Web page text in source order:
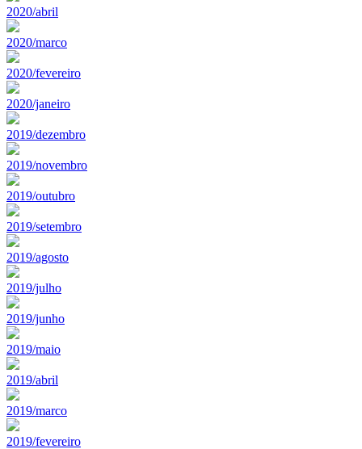
2020/abril
2020/marco
2020/fevereiro
2020/janeiro
2019/dezembro
2019/novembro
2019/outubro
2019/setembro
2019/agosto
2019/julho
2019/junho
2019/maio
2019/abril
2019/marco
2019/fevereiro